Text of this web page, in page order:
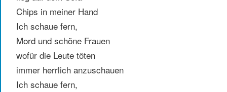
Chips in meiner Hand
Ich schaue fern,
Mord und schöne Frauen
wofür die Leute töten
immer herrlich anzuschauen
Ich schaue fern,